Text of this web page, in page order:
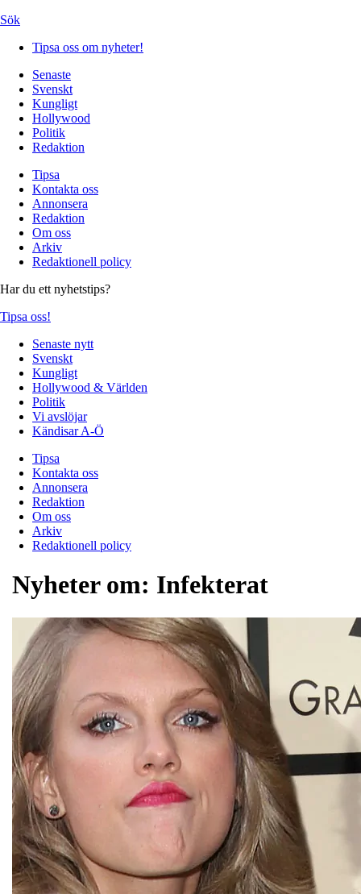
Sök
Tipsa oss om nyheter!
Senaste
Svenskt
Kungligt
Hollywood
Politik
Redaktion
Tipsa
Kontakta oss
Annonsera
Redaktion
Om oss
Arkiv
Redaktionell policy
Har du ett nyhetstips?
Tipsa oss!
Senaste nytt
Svenskt
Kungligt
Hollywood & Världen
Politik
Vi avslöjar
Kändisar A-Ö
Tipsa
Kontakta oss
Annonsera
Redaktion
Om oss
Arkiv
Redaktionell policy
Nyheter om: Infekterat